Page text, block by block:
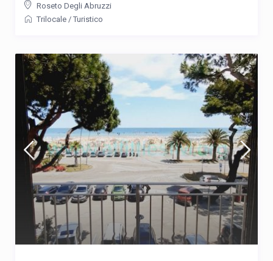
Roseto Degli Abruzzi
Trilocale / Turistico